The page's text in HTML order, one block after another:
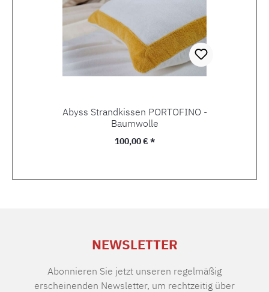
Abyss Strandkissen PORTOFINO -
Baumwolle
Regulärer Preis:
100,00 € *
NEWSLETTER
Abonnieren Sie jetzt unseren regelmäßig
erscheinenden Newsletter, um rechtzeitig über